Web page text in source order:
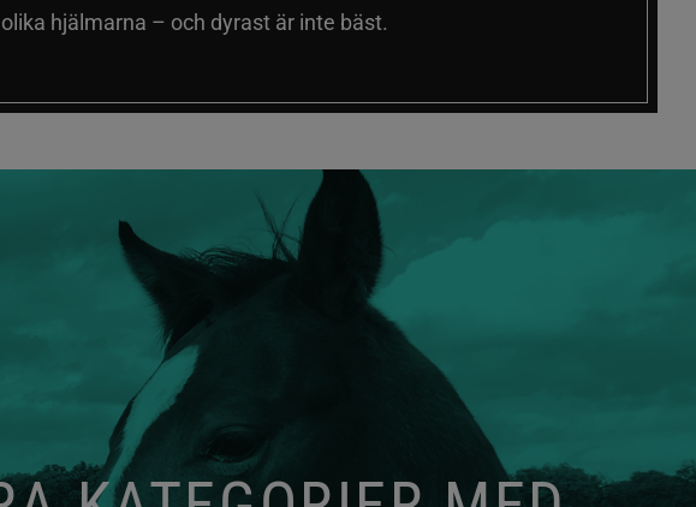
hjälmarna – och dyrast är inte bäst.